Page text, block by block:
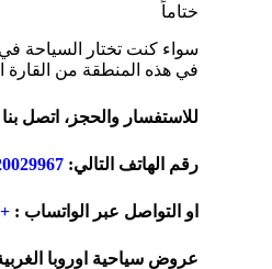
ختاماً
سواء كنت تختار السياحة
في هذه المنطقة من القارة
للاستفسار والحجز، اتصل
رقم الهاتف التالي:
او التواصل عبر الواتساب :+966 12 542 2331
عروض سياحية اوروبا